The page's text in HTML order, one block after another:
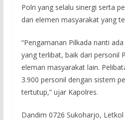
Polri yang selalu sinergi serta
dan elemen masyarakat yang
“Pengamanan Pilkada nanti
yang terlibat, baik dari personil
eleman masyarakat lain.
3.900 personil dengan sistem
tertutup,” ujar Kapolres.
Dandim 0726 Sukoharjo,